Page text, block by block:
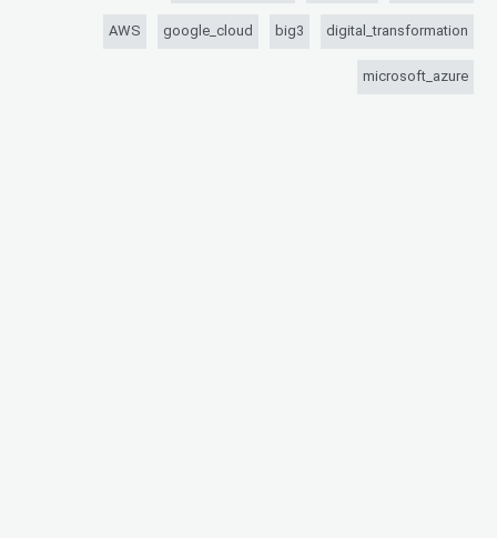
digital_transformation
big3
google_cloud
AWS
microsoft_azure